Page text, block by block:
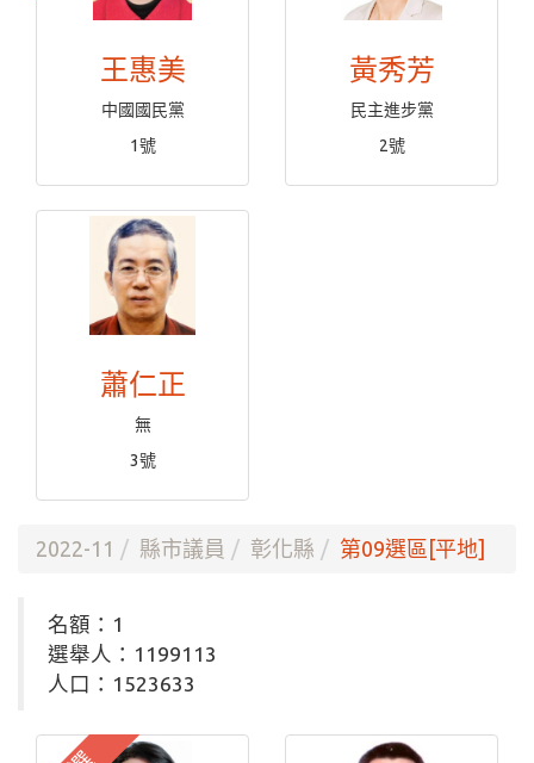
王惠美
中國國民黨
1號
黃秀芳
民主進步黨
2號
蕭仁正
無
3號
2022-11 縣市議員 彰化縣 第09選區[平地]
名額：1
選舉人：1199113
人口：1523633